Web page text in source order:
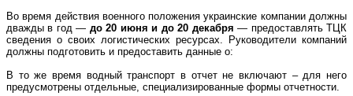
Во время действия военного положения украинские компании должны
дважды в год — до 20 июня и до 20 декабря— предоставлять ТЦК
сведения о своих логистических ресурсах. Руководители компаний
должны подготовить и предоставить данные о:
В то же время водный транспорт в отчет не включают – для него
предусмотрены отдельные, специализированные формы отчетности.